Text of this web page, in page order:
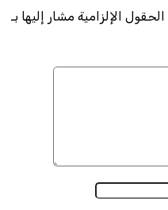
الحقول الإلزامية مشار إليها بـ